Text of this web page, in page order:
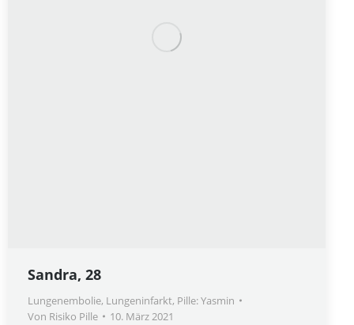
Sandra, 28
Lungenembolie, Lungeninfarkt, Pille: Yasmin
Von Risiko Pille 10. März 2021